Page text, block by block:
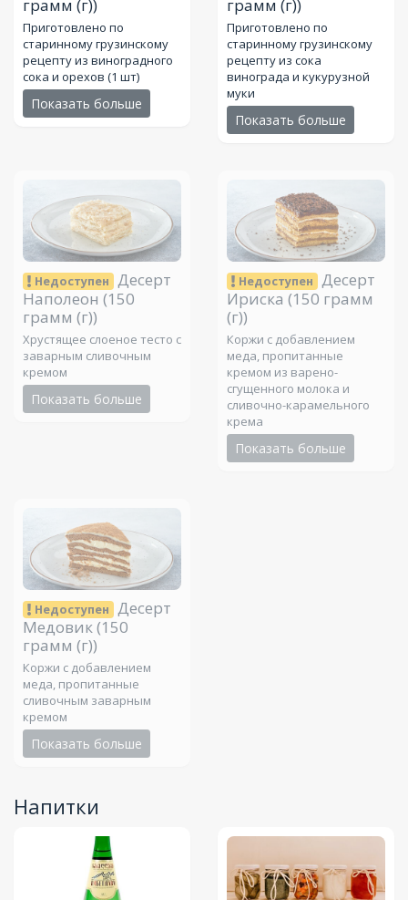
грамм (г))
Приготовлено по
старинному грузинскому
рецепту из винoградного
сока и орехов (1 шт)
Показать больше
грамм (г))
Приготовлено по
старинному грузинскому
рецепту из сока
винoграда и кукурузной
муки
Показать больше
Недоступен Десерт
Наполеон (150
грамм (г))
Хрустящее слоеное тесто с
заварным сливочным
кремом
Показать больше
Недоступен Десерт
Ириска (150 грамм
(г))
Коржи с добавлением
меда, пропитанные
кремом из варено-
сгущенного молока и
сливочно-карамельного
крема
Показать больше
Недоступен Десерт
Медовик(150
грамм (г))
Коржи с добавлением
меда, пропитанные
сливочным заварным
кремом
Показать больше
Напитки